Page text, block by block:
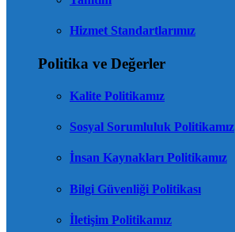
Hizmet Standartlarımız
Politika ve Değerler
Kalite Politikamız
Sosyal Sorumluluk Politikamız
İnsan Kaynakları Politikamız
Bilgi Güvenliği Politikası
İletişim Politikamız